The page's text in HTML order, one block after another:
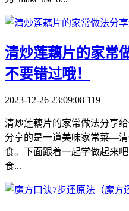
清炒莲藕片的家常
不要错过哦！
2023-12-26 23:09:08 119
清炒莲藕片的家常做法分享
分享的是一道美味家常菜—
食。下面跟着一起学做起来
食...